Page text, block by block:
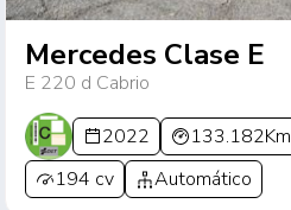
Mercedes Clase E
E 220 d Cabrio
2022 133.182Km
194 cv
Automático